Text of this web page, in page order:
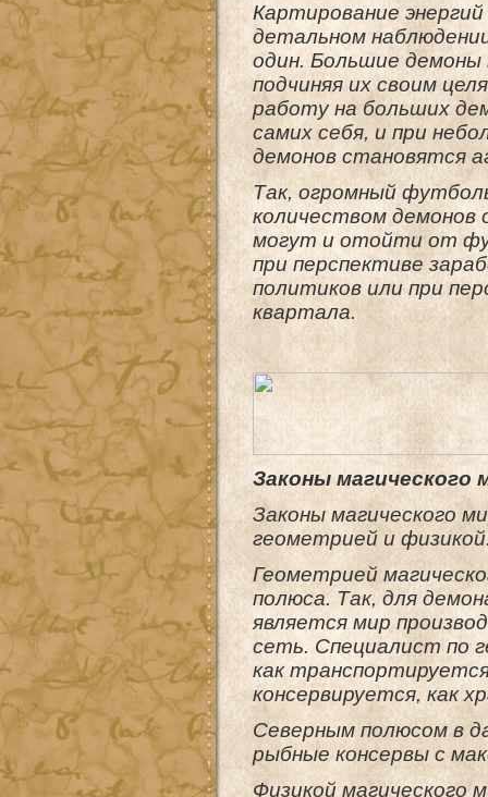
Картирование
детальном
один. Большие демоны
подчиняя их своим
работу на больших
самих себя, и при
демонов становятся
Так, огромный
количеством демонов
могут и отойти от
при перспективе
политиков или при
квартала.
Законы магического
Законы магического
геометрией и
Геометрией
полюса. Так, для
является мир
сеть. Специалист по
как
консервируется, как
Северным полюсом в
рыбные консервы с
Физикой магического